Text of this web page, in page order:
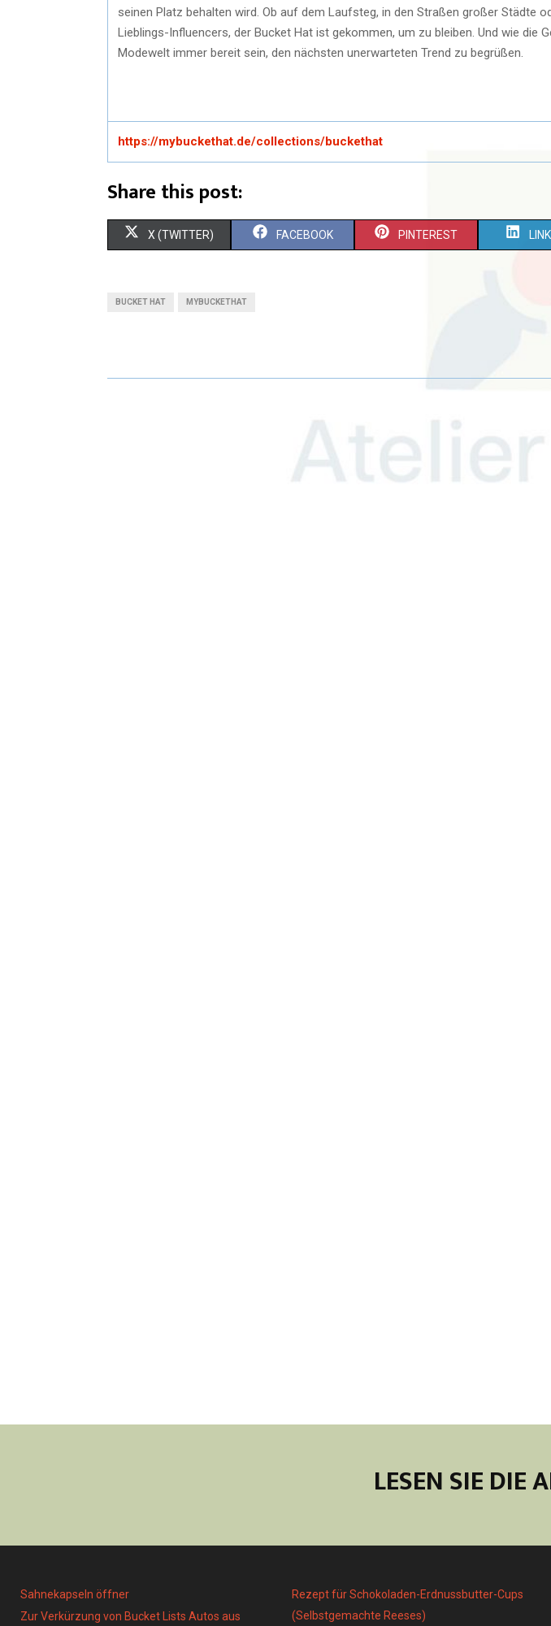
seinen Platz behalten wird. Ob auf dem Laufsteg, in den Straßen großer Städte
Lieblings-Influencers, der Bucket Hat ist gekommen, um zu bleiben. Und wie die
Modewelt immer bereit sein, den nächsten unerwarteten Trend zu begrüßen.
https://mybuckethat.de/collections/buckethat
Share this post:
X (TWITTER) FACEBOOK PINTEREST
BUCKET HAT MYBUCKETHAT
LESEN SIE DIE
Sahnekapseln öffner
Zur Verkürzung von Bucket Lists Autos aus
Rezept für Schokoladen-Erdnussbutter-Cups
(Selbstgemachte Reeses)